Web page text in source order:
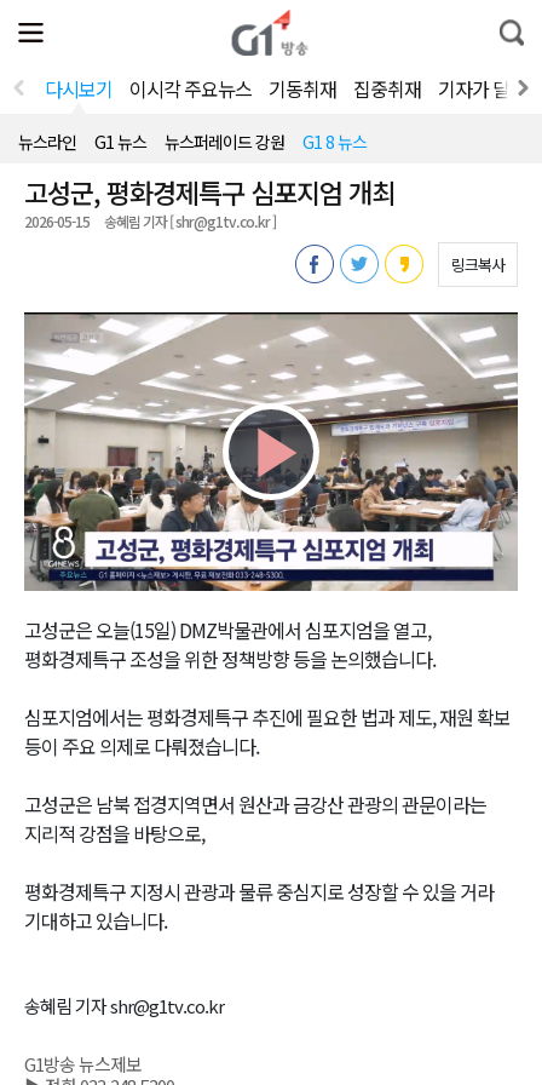
전
체
뉴
열
통
합
색
다시보기 이시각 주요뉴스 기동취재 집중취재 기자가 달려
뉴스라인 G1 뉴스 뉴스퍼레이드 강원 G1 8 뉴스
고성군, 평화경제특구 심포지엄 개최
2026-05-15 송혜림 기자 [ shr@g1tv.co.kr ]
링크복사
Play
Video
고성군은 오늘(15일) DMZ박물관에서 심포지엄을 열고,
평화경제특구 조성을 위한 정책방향 등을 논의했습니다.
심포지엄에서는 평화경제특구 추진에 필요한 법과 제도, 재원 확보
등이 주요 의제로 다뤄졌습니다.
고성군은 남북 접경지역면서 원산과 금강산 관광의 관문이라는
지리적 강점을 바탕으로,
평화경제특구 지정시 관광과 물류 중심지로 성장할 수 있을 거라
기대하고 있습니다.
송혜림 기자 shr@g1tv.co.kr
G1방송 뉴스제보